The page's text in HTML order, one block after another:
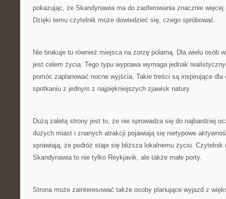
pokazując, że Skandynawia ma do zaoferowania znacznie
Dzięki temu czytelnik może dowiedzieć się, czego spróbować.
Nie brakuje tu również miejsca na zorzę polarną. Dla wielu osób
jest celem życia. Tego typu wyprawa wymaga jednak
pomóc zaplanować nocne wyjścia. Takie treści są inspirujące dla
spotkaniu z jednym z najpiękniejszych zjawisk natury.
Dużą zaletą strony jest to, że nie sprowadza się do najbardziej
dużych miast i znanych atrakcji pojawiają się nietypowe
sprawiają, że podróż staje się bliższa lokalnemu życiu. Czytelnik
Skandynawia to nie tylko Reykjavik, ale także małe porty.
Strona może zainteresować także osoby planujące wyjazd z